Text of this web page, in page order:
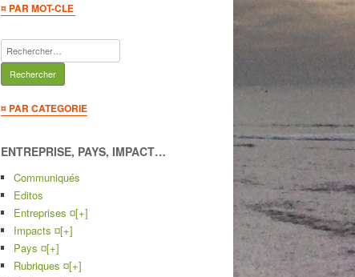
¤ PAR MOT-CLE
Rechercher :
¤ PAR CATEGORIE
ENTREPRISE, PAYS, IMPACT…
Communiqués
Editos
Entreprises ¤[+]
Impacts ¤[+]
Pays ¤[+]
Rubriques ¤[+]